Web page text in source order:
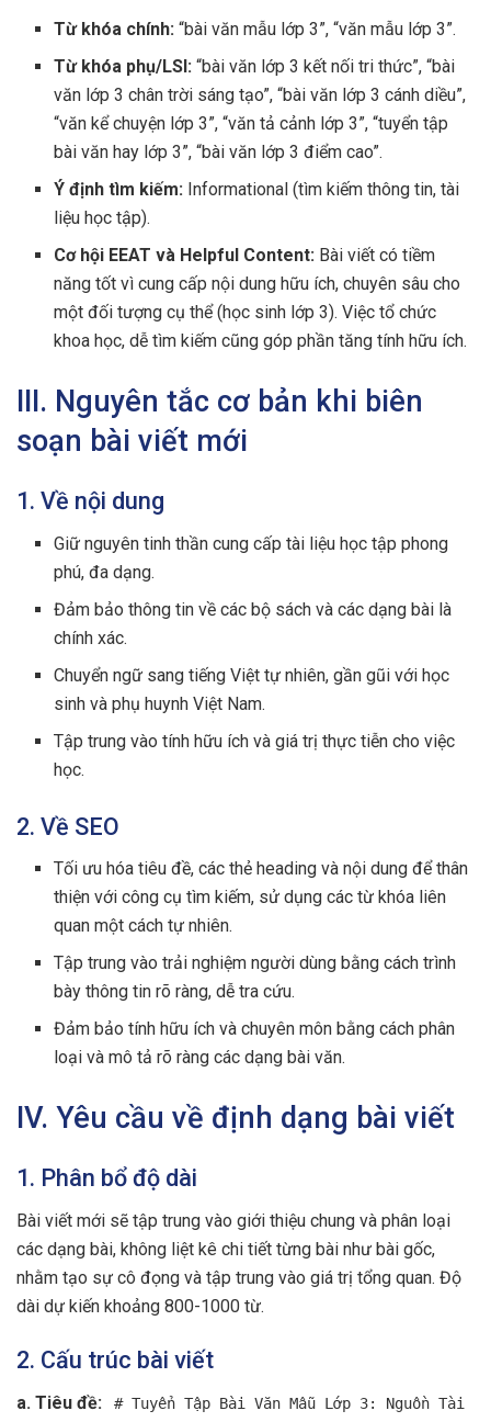
Từ khóa chính: “bài văn mẫu lớp 3”, “văn mẫu lớp 3”.
Từ khóa phụ/LSI: “bài văn lớp 3 kết nối tri thức”, “bài
văn lớp 3 chân trời sáng tạo”, “bài văn lớp 3 cánh diều”,
“văn kể chuyện lớp 3”, “văn tả cảnh lớp 3”, “tuyển tập
bài văn hay lớp 3”, “bài văn lớp 3 điểm cao”.
Ý định tìm kiếm: Informational (tìm kiếm thông tin, tài
liệu học tập).
Cơ hội EEAT và Helpful Content: Bài viết có tiềm
năng tốt vì cung cấp nội dung hữu ích, chuyên sâu cho
một đối tượng cụ thể (học sinh lớp 3). Việc tổ chức
khoa học, dễ tìm kiếm cũng góp phần tăng tính hữu ích.
III. Nguyên tắc cơ bản khi biên
soạn bài viết mới
1. Về nội dung
Giữ nguyên tinh thần cung cấp tài liệu học tập phong
phú, đa dạng.
Đảm bảo thông tin về các bộ sách và các dạng bài là
chính xác.
Chuyển ngữ sang tiếng Việt tự nhiên, gần gũi với học
sinh và phụ huynh Việt Nam.
Tập trung vào tính hữu ích và giá trị thực tiễn cho việc
học.
2. Về SEO
Tối ưu hóa tiêu đề, các thẻ heading và nội dung để thân
thiện với công cụ tìm kiếm, sử dụng các từ khóa liên
quan một cách tự nhiên.
Tập trung vào trải nghiệm người dùng bằng cách trình
bày thông tin rõ ràng, dễ tra cứu.
Đảm bảo tính hữu ích và chuyên môn bằng cách phân
loại và mô tả rõ ràng các dạng bài văn.
IV. Yêu cầu về định dạng bài viết
1. Phân bổ độ dài
Bài viết mới sẽ tập trung vào giới thiệu chung và phân loại
các dạng bài, không liệt kê chi tiết từng bài như bài gốc,
nhằm tạo sự cô đọng và tập trung vào giá trị tổng quan. Độ
dài dự kiến khoảng 800-1000 từ.
2. Cấu trúc bài viết
a. Tiêu đề: # Tuyển Tập Bài Văn Mẫu Lớp 3: Nguồn Tài